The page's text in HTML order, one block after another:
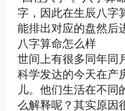
字，因此在生辰八字
能排出对应的盘然后
八字算命怎么样
世间上有很多同年同
科学发达的今天在产
儿。他们生活在不同
么解释呢？其实原因